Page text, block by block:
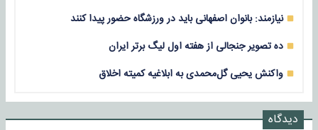
نیازمند: بانوان اصفهانی باید در ورزشگاه حضور پیدا کنند
ده تصویر جنجالی از هفته اول لیگ برتر ایران
واکنش یحیی گل‌محمدی به ابلاغیه کمیته اخلاق
دیدگاه